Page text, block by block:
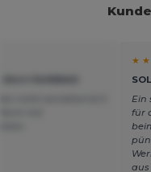
★
Ein
für
aus